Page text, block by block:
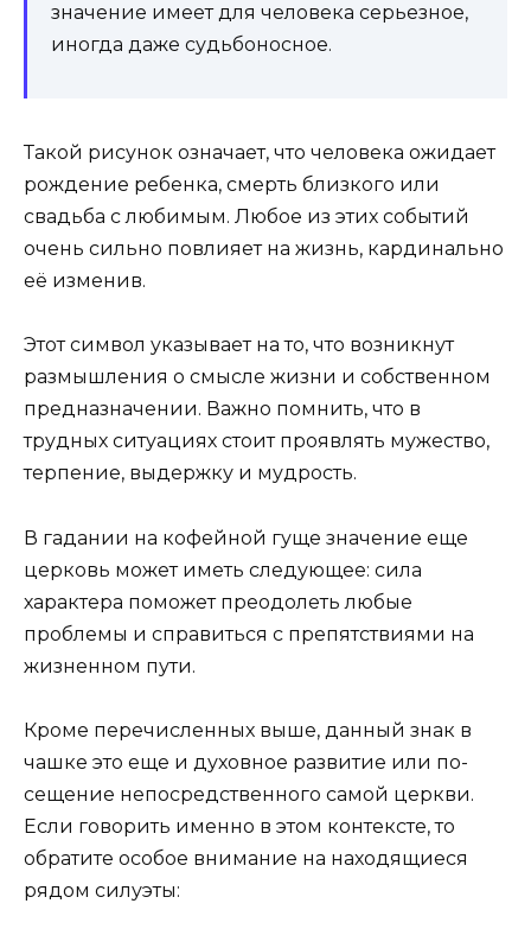
значение имеет для человека серьезное,
иногда даже судьбоносное.
Такой рисунок означает, что человека ожидает
рождение ребенка, смерть близкого или
свадьба с любимым. Любое из этих событий
очень сильно повлияет на жизнь, кардинально
её изменив.
Этот символ указывает на то, что возникнут
размышления о смысле жизни и собственном
предназначении. Важно помнить, что в
трудных ситуациях стоит проявлять мужество,
терпение, выдержку и мудрость.
В гадании на кофейной гуще значение еще
церковь может иметь следующее: сила
характера поможет преодолеть любые
проблемы и справиться с препятствиями на
жизненном пути.
Кроме перечисленных выше, данный знак в
чашке это еще и ду­хов­ное раз­ви­тие или по­
сеще­ние непосредственного самой цер­кви.
Если говорить именно в этом контексте, то
обратите особое внимание на находящиеся
рядом силуэты: